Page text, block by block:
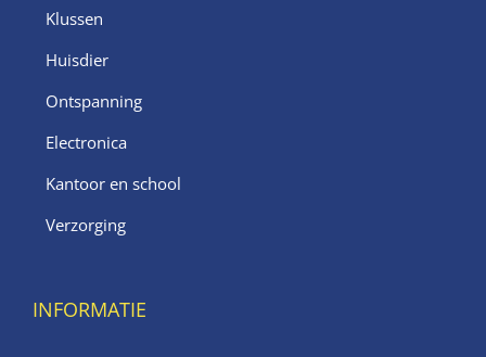
Klussen
Huisdier
Ontspanning
Electronica
Kantoor en school
Verzorging
INFORMATIE